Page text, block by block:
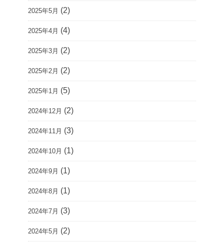
2025年5月 (2)
2025年4月 (4)
2025年3月 (2)
2025年2月 (2)
2025年1月 (5)
2024年12月 (2)
2024年11月 (3)
2024年10月 (1)
2024年9月 (1)
2024年8月 (1)
2024年7月 (3)
2024年5月 (2)